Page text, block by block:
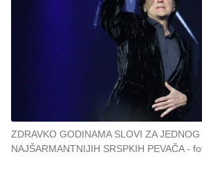
ZDRAVKO GODINAMA SLOVI ZA
NAJŠARMANTNIJIH SRSPKIH PEVAČA